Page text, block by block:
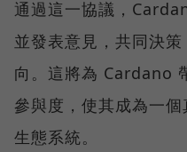
通過這一協議，
並發表意見，共同決
向。這將為 Cardano
參與度，使其成為一
生態系統。